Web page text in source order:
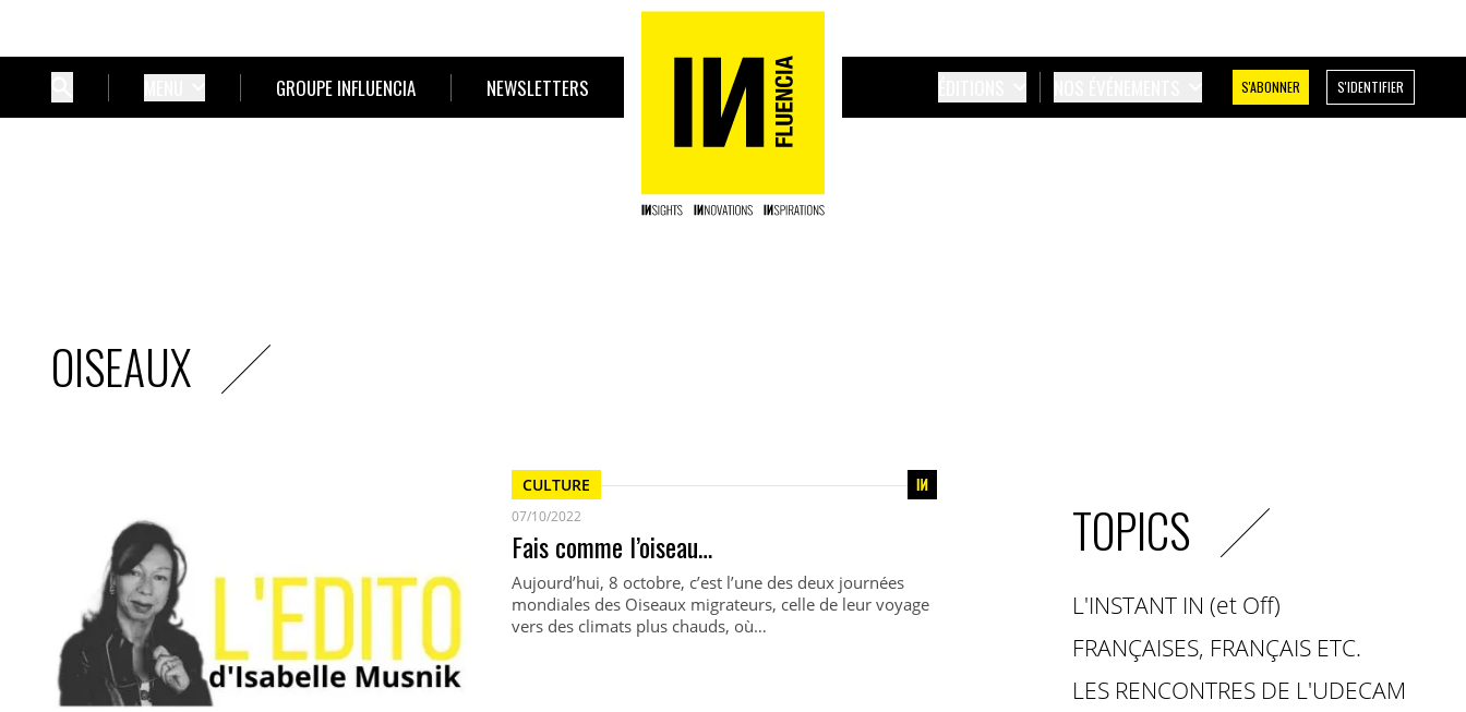
GROUPE INFLUENCIA NEWSLETTERS S'ABONNER S'IDENTIFIER
OISEAUX
CULTURE
07/10/2022
Fais comme l’oiseau…
Aujourd’hui, 8 octobre, c’est l’une des deux journées
mondiales des Oiseaux migrateurs, celle de leur voyage
vers des climats plus chauds, où…
TOPICS
L'INSTANT IN (et Off)
FRANÇAISES, FRANÇAIS ETC.
LES RENCONTRES DE L'UDECAM